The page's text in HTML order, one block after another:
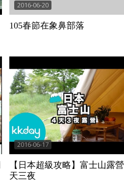
2016-06-20
105春節在象鼻部落
2016-06-17
【日本超級攻略】富士山露
天三夜